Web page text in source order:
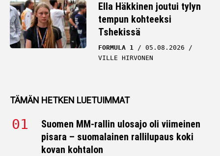
Ella Häkkinen joutui tylyn
tempun kohteeksi
Tshekissä
FORMULA 1
05.08.2026
VILLE HIRVONEN
TÄMÄN HETKEN LUETUIMMAT
Suomen MM-rallin ulosajo oli viimeinen
pisara – suomalainen rallilupaus koki
kovan kohtalon